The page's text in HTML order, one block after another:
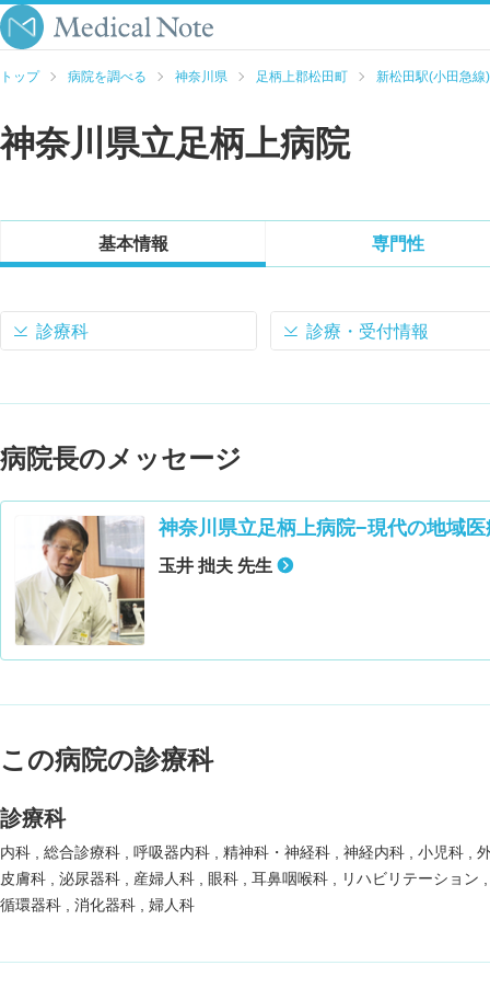
トップ 病院を調べる 神奈川県 足柄上郡松田町 新松田駅(小田急線)
神奈川県立足柄上病院
基本情報 専門性
診療科 診療・受付情報
病院長のメッセージ
神奈川県立足柄上病院−現代の地域
玉井 拙夫 先生
この病院の診療科
診療科
内科 総合診療科 呼吸器内科 精神科・神経科 神経内科 小児科
皮膚科
泌尿器科 産婦人科 眼科 耳鼻咽喉科
リハビリテーション
循環器科
消化器科 婦人科